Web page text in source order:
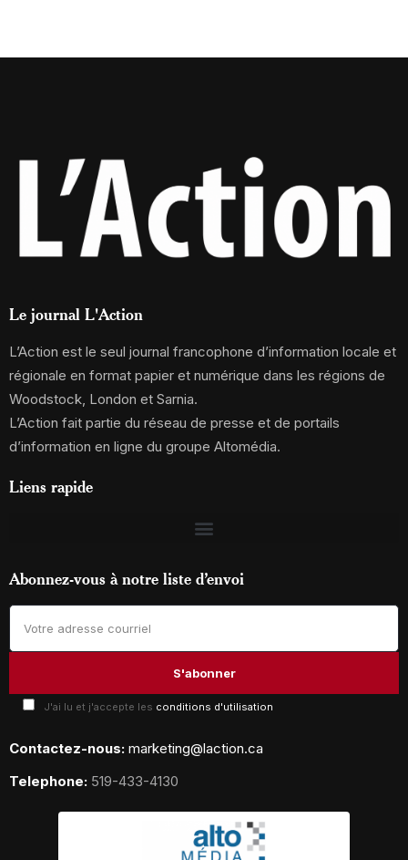
Le journal L'Action
L’Action est le seul journal francophone d’information locale et
régionale en format papier et numérique dans les régions de
Woodstock, London et Sarnia.
L’Action fait partie du réseau de presse et de portails
d’information en ligne du groupe Altomédia.
Liens rapide
Abonnez-vous à notre liste d’envoi
J'ai lu et j'accepte les conditions d'utilisation
Contactez-nous: marketing@laction.ca
Telephone: 519-433-4130